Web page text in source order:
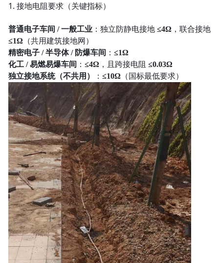
1. 接地电阻要求（关键指标）
普通电子车间 / 一般工业：独立防静电接地 ≤4Ω ，联合接地
≤1Ω （共用建筑接地网）
精密电子 / 半导体 / 防爆车间 ： ≤1Ω
化工 / 易燃易爆车间 ： ≤4Ω ，且跨接电阻 ≤0.03Ω
独立接地系统（不共用）
： ≤10Ω （国标最低要求）